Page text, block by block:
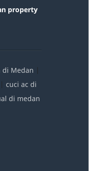
property
di Medan |
| cuci ac di
di medan